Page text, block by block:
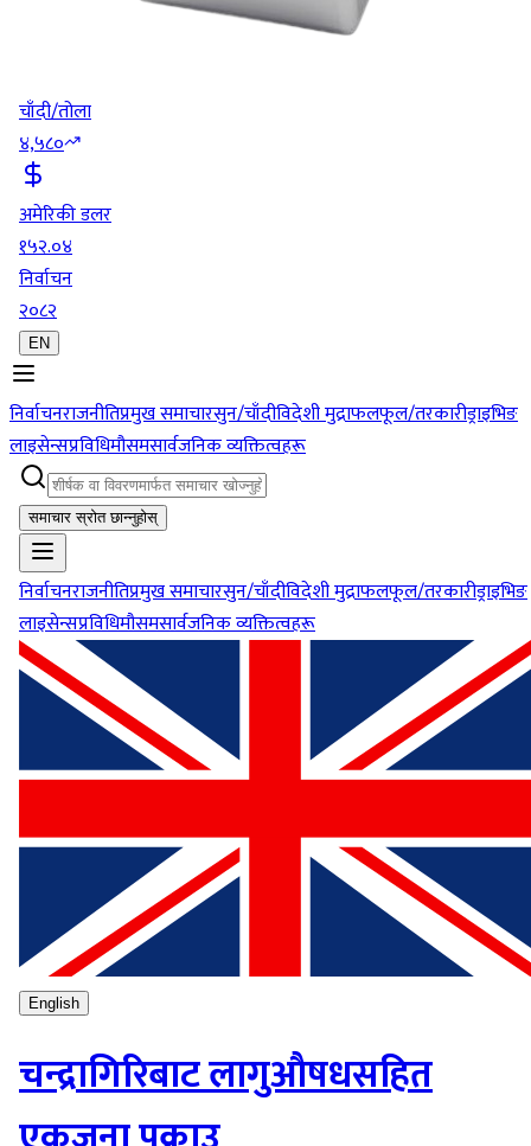
चाँदी/तोला
४,५८०
अमेरिकी डलर
१५२.०४
निर्वाचन
२०८२
EN
निर्वाचनराजनीतिप्रमुख समाचारसुन/चाँदीविदेशी मुद्राफलफूल/तरकारीड्राइभिङ
लाइसेन्सप्रविधिमौसमसार्वजनिक व्यक्तित्वहरू
समाचार स्रोत छान्नुहोस्
निर्वाचनराजनीतिप्रमुख समाचारसुन/चाँदीविदेशी मुद्राफलफूल/तरकारीड्राइभिङ
लाइसेन्सप्रविधिमौसमसार्वजनिक व्यक्तित्वहरू
English
चन्द्रागिरिबाट लागुऔषधसहित